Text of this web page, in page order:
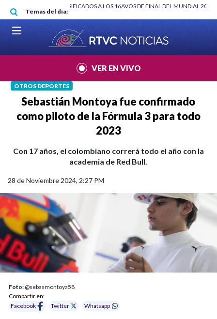
Pasar al contenido principal
Temas del día:
CLASIFICADOS A LOS 16AVOS DE FINAL DEL MUNDIAL 2026
VER EN VIVO
OTROS DEPORTES
Sebastián Montoya fue confirmado
como piloto de la Fórmula 3 para todo
2023
Con 17 años, el colombiano correrá todo el año con la
academia de Red Bull.
28 de Noviembre 2024, 2:27 PM
Foto: @sebasmontoya58
Compartir en:
Facebook
Twitter Whatsapp